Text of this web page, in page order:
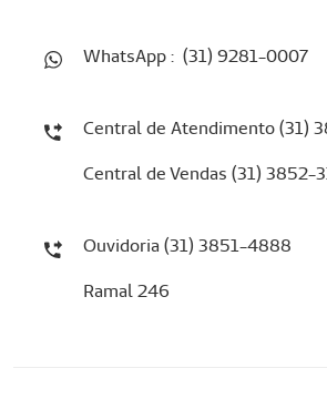
WhatsApp : (31) 9281-0007
Central de Atendimento (31)
Central de Vendas (31) 3852-
Ouvidoria (31) 3851-4888
Ramal 246